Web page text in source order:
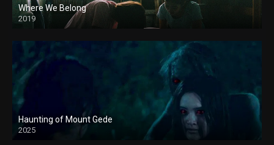
Where We Belong
2019
Haunting of Mount Gede
2025